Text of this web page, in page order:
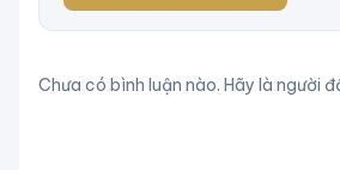
Chưa có bình luận nào. Hãy là người